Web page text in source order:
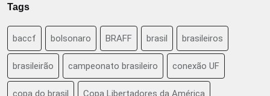
Tags
baccf bolsonaro BRAFF brasil brasileiros
brasileirão campeonato brasileiro conexão UF
copa do brasil Copa Libertadores da América